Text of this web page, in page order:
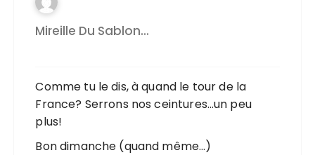
Mireille Du Sablon...
Comme tu le dis, à quand le tour de la
France? Serrons nos ceintures…un peu
plus!
Bon dimanche (quand même…)